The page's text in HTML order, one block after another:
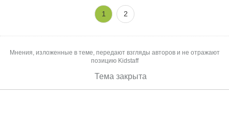
1 2
Мнения, изложенные в теме, передают взгляды авторов и не отражают
позицию Kidstaff
Тема закрыта